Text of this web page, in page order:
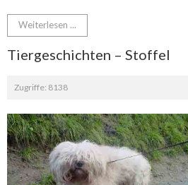
Weiterlesen ...
Tiergeschichten – Stoffel
Zugriffe: 8138